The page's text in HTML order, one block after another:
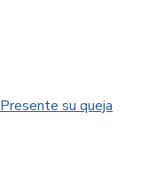
Presente su queja